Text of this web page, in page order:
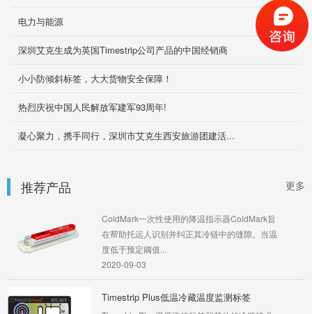
电力与能源
深圳艾克生成为英国Timestrip公司产品的中国经销商
小小防倾斜标签，大大货物安全保障！
热烈庆祝中国人民解放军建军93周年!
凝心聚力，携手同行，深圳市艾克生西安旅游团建活...
更多
推荐产品
食品标签是Timestrip?的一款温度指示器，它可
2019-11-29
Shockwatch Clip 冲击指示器
ShockWatch Clips是一个高度可见的冲击指示
ColdMark一次性使用的降温指示器ColdMark旨
在帮助托运人识别并纠正其冷链中的缝隙。当温
度低于预定阈值...
2020-09-03
Timestrip Plus低温冷藏温度监测标签